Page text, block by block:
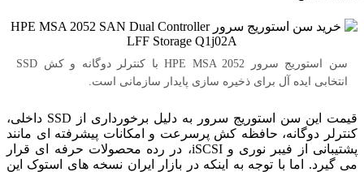
سن استوریج سرور HPE MSA 2052 با کنترلر دوگانه و کش SSD
انتخابی ایده آل برای ذخیره سازی پایدار سازمانی است.
قیمت این سن استوریج سرور به دلیل برخورداری از SSD داخلی،
کنترلر دوگانه، حافظه کش پرسرعت و امکانات پیشرفته‌ ای مانند
پشتیبانی از فیبر نوری و iSCSI، در رده محصولات حرفه‌ ای قرار
می‌ گیرد. اما با توجه به اینکه در بازار ایران نسخه‌ های استوک این